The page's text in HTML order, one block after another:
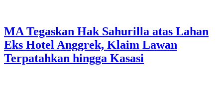
MA Tegaskan Hak Sahurilla atas Lahan
Eks Hotel Anggrek, Klaim Lawan
Terpatahkan hingga Kasasi